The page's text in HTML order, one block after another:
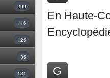
299
116
125
35
131
En Haute-
G